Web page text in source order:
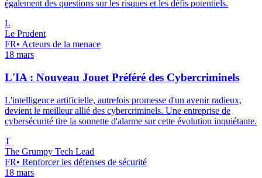
également des questions sur les risques et les défis potentiels.
L
Le Prudent
FR• Acteurs de la menace
18 mars
L'IA : Nouveau Jouet Préféré des Cybercriminels
L'intelligence artificielle, autrefois promesse d'un avenir radieux,
devient le meilleur allié des cybercriminels. Une entreprise de
cybersécurité tire la sonnette d'alarme sur cette évolution inquiétante.
T
The Grumpy Tech Lead
FR• Renforcer les défenses de sécurité
18 mars